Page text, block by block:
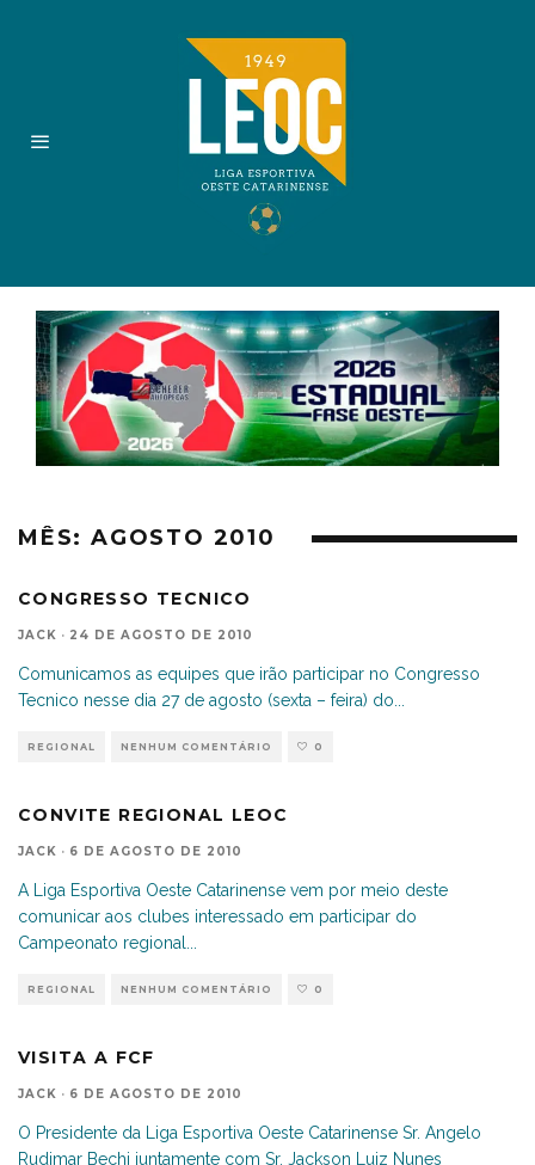
MÊS: AGOSTO 2010
CONGRESSO TECNICO
JACK · 24 DE AGOSTO DE 2010
Comunicamos as equipes que irão participar no Congresso
Tecnico nesse dia 27 de agosto (sexta – feira) do...
REGIONAL NENHUM COMENTÁRIO 0
CONVITE REGIONAL LEOC
JACK · 6 DE AGOSTO DE 2010
A Liga Esportiva Oeste Catarinense vem por meio deste
comunicar aos clubes interessado em participar do
Campeonato regional...
REGIONAL NENHUM COMENTÁRIO 0
VISITA A FCF
JACK · 6 DE AGOSTO DE 2010
O Presidente da Liga Esportiva Oeste Catarinense Sr. Angelo
Rudimar Bechi juntamente com Sr. Jackson Luiz Nunes